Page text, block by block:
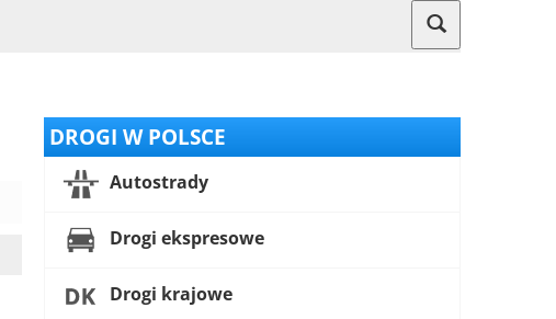
DROGI W POLSCE
Autostrady
Drogi ekspresowe
Drogi krajowe